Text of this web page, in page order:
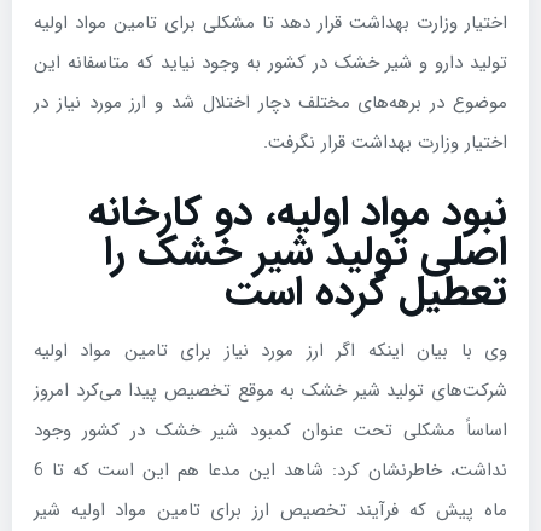
اختیار وزارت بهداشت قرار دهد تا مشکلی برای تامین مواد اولیه
تولید دارو و شیر خشک در کشور به وجود نیاید که متاسفانه این
موضوع در برهه‌های مختلف دچار اختلال شد و ارز مورد نیاز در
اختیار وزارت بهداشت قرار نگرفت.
نبود مواد اولیه، دو کارخانه
اصلی تولید شیر خشک را
تعطیل کرده است
وی با بیان اینکه اگر ارز مورد نیاز برای تامین مواد اولیه
شرکت‌های تولید شیر خشک به موقع تخصیص پیدا می‌کرد امروز
اساساً مشکلی تحت عنوان کمبود شیر خشک در کشور وجود
نداشت، خاطرنشان کرد: شاهد این مدعا هم این است که تا 6
ماه پیش که فرآیند تخصیص ارز برای تامین مواد اولیه شیر